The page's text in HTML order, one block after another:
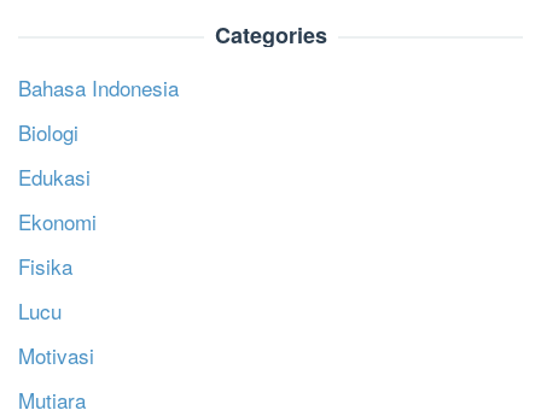
Categories
Bahasa Indonesia
Biologi
Edukasi
Ekonomi
Fisika
Lucu
Motivasi
Mutiara